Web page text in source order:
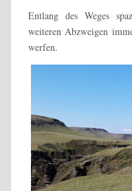
Entlang des Weges
weiteren Abzweigen
werfen.